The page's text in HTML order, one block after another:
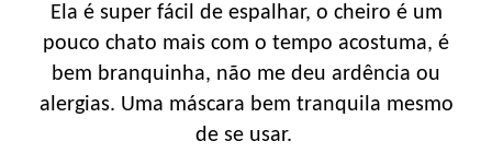
Ela é super fácil de espalhar, o cheiro é um
pouco chato mais com o tempo acostuma, é
bem branquinha, não me deu ardência ou
alergias. Uma máscara bem tranquila mesmo
de se usar.